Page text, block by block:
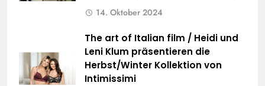
14. Oktober 2024
The art of Italian film / Heidi und
Leni Klum präsentieren die
Herbst/Winter Kollektion von
Intimissimi